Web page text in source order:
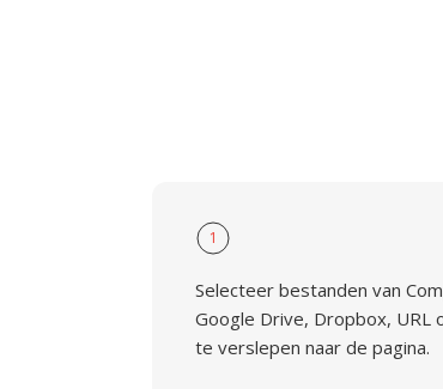
1
Selecteer bestanden van
Google Drive, Dropbox, URL
te verslepen naar de pagina.